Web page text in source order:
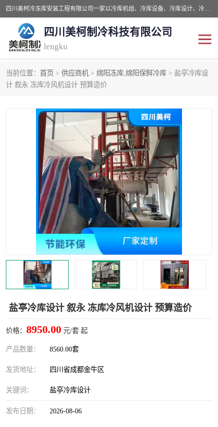
四川美柯冷冻库安装工程有限公司一家以冷库机组、冷库设备、冷库设计、冷冻库设备销售、冷库安装、冻库安装价格及技术服务为一体的综合企业，咨询热线：同等设备材料优惠10% 。公司各种类型安装组合式冷库、冷冻库、冷藏库、气调保鲜库、并提供成套设备供应、安装与调试、维护与维修、技术咨询、操作维修人员技术培训等
四川美柯制冷科技有限公司
lengku
当前位置： 首页 > 供应商机 > 绵阳冻库,绵阳保鲜冷库 > 盐亭冷库设
计 叙永 冻库冷风机设计 预算造价
盐亭冷库设计 叙永 冻库冷风机设计 预算造价
价格： 8950.00 元/套 起
产品数量： 8560.00套
发货地址： 四川省成都金牛区
关键词： 盐亭冷库设计
发布日期： 2026-08-06
冷库安装，冷库价格
成都冻库，成都冻库价格 绵阳冻库,绵阳保鲜冷库
德阳冻库安装，德阳冷库 广元冻库安装,广元冻库造
价
南充冻库设计,南充冻库安 遂宁冻库
资阳冻库，资阳冻库安装 泸州冻库，泸州冷库
乐山冻库,乐山保鲜冷库 自贡冻库组装
雅安冷库,雅安冻库 攀枝花冻库
烘干冷链
内江冷库，内江冻库 宜宾冷库，宜宾冻库设备